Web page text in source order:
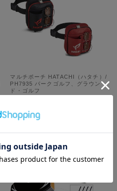
マルチポーチ HATACHI（ハタチ）/
PH7935 パークゴルフ、グラウン
ド・ゴルフ